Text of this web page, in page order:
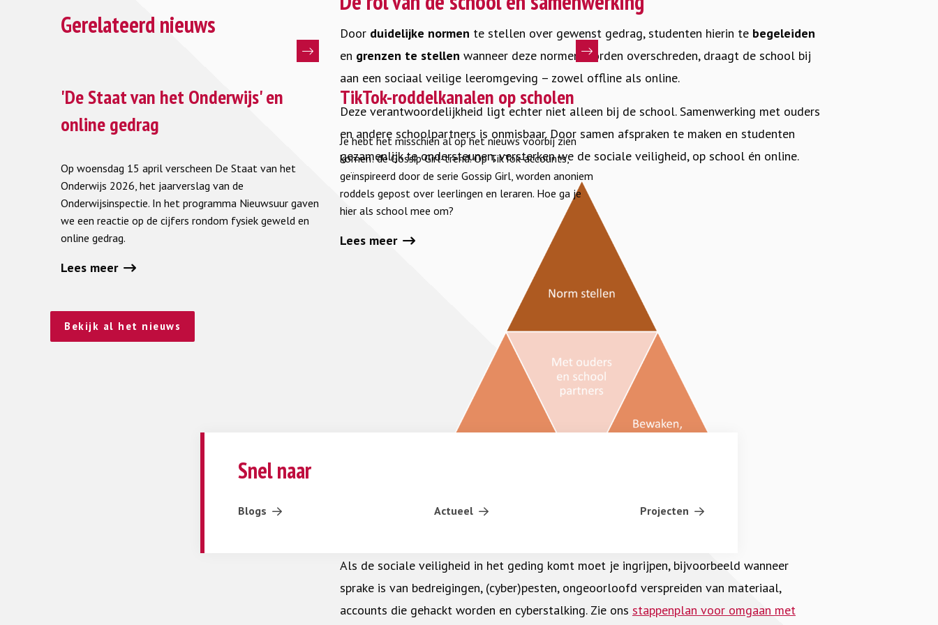
Door duidelijke normen te stellen over gewenst gedrag, studenten hierin te begeleiden
en grenzen te stellen wanneer deze normen worden overschreden, draagt de school bij
aan een sociaal veilige leeromgeving – zowel offline als online.
Deze verantwoordelijkheid ligt echter niet alleen bij de school. Samenwerking met ouders
en andere schoolpartners is onmisbaar. Door samen afspraken te maken en studenten
gezamenlijk te ondersteunen, versterken we de sociale veiligheid, op school én online.
Als de sociale veiligheid in het geding komt moet je ingrijpen, bijvoorbeeld wanneer
sprake is van bedreigingen, (cyber)pesten, ongeoorloofd verspreiden van materiaal,
accounts die gehackt worden en cyberstalking. Zie ons stappenplan voor omgaan met
Gerelateerd nieuws
meer
'De
van
het
Onderwijs'
en
gedrag
'De Staat van het Onderwijs' en
online gedrag
Op woensdag 15 april verscheen De Staat van het
Onderwijs 2026, het jaarverslag van de
Onderwijsinspectie. In het programma Nieuwsuur gaven
we een reactie op de cijfers rondom fysiek geweld en
online gedrag.
Lees meer
meer
over
TikTok-
roddelkanalen
op
scholen
TikTok-roddelkanalen op scholen
Je hebt het misschien al op het nieuws voorbij zien
komen: de Gossip Girl-trend. Op TikTok-accounts,
geïnspireerd door de serie Gossip Girl, worden anoniem
roddels gepost over leerlingen en leraren. Hoe ga je
hier als school mee om?
Lees meer
Bekijk al het nieuws
Snel naar
Blogs Actueel Projecten